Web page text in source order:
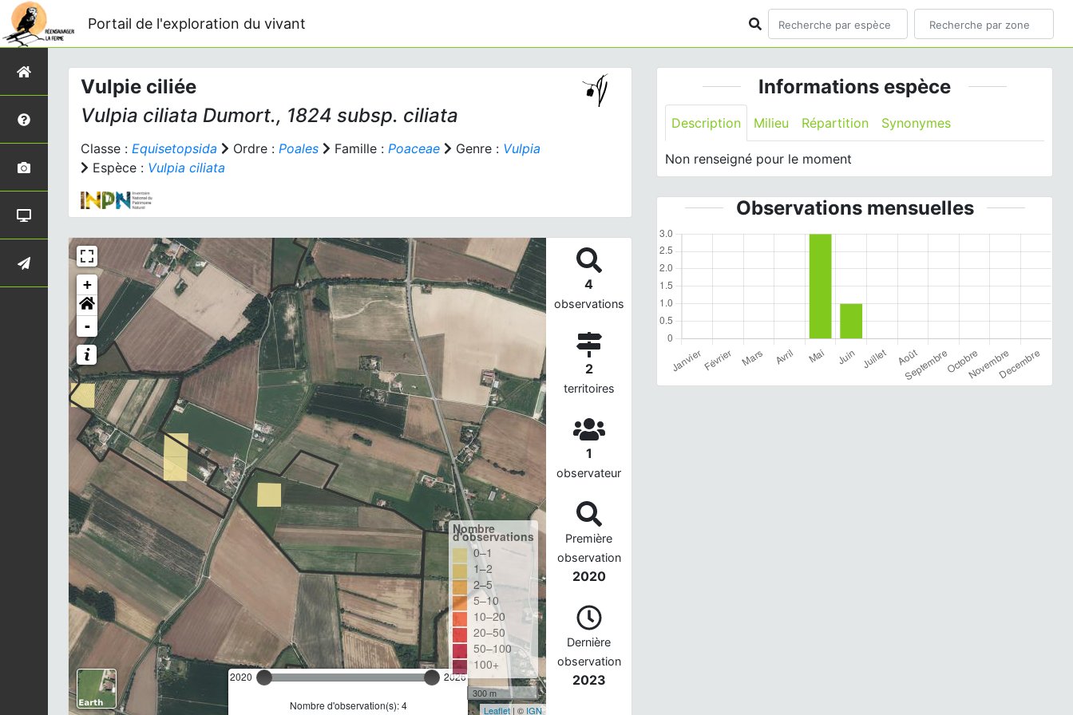
Portail de l'exploration du vivant
Vulpie ciliée
Vulpia ciliata Dumort., 1824 subsp. ciliata
Classe : Equisetopsida Ordre : Poales Famille : Poaceae Genre : Vulpia
Espèce : Vulpia ciliata
+
-
2020 2026
Nombre d'observation(s): 4
Nombre
d'observations
0–1
1–2
2–5
5–10
10–20
20–50
50–100
100+
300 m
Leaflet| © IGN
4
observations
2
territoires
1
observateur
Première
observation
2020
Dernière
observation
2023
Informations espèce
Description Milieu Répartition Synonymes
Non renseigné pour le moment
Observations mensuelles